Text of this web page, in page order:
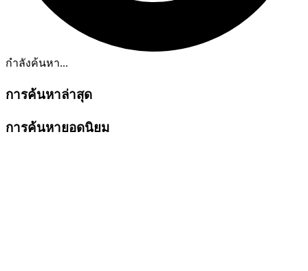
กำลังค้นหา...
การค้นหาล่าสุด
การค้นหายอดนิยม